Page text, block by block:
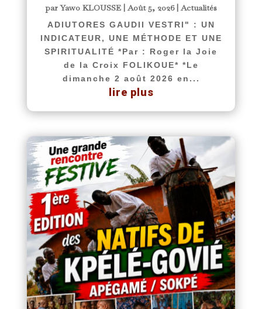
parYawo KLOUSSE|Août 5, 2026|Actualités
ADIUTORES GAUDII VESTRI" : UN
INDICATEUR, UNE MÉTHODE ET UNE
SPIRITUALITÉ *Par : Roger la Joie
de la Croix FOLIKOUE* *Le
dimanche 2 août 2026 en...
lire plus